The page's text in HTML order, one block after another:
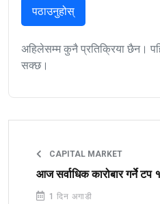
पठाउनुहोस्
अहिलेसम्म कुनै प्रतिक्रिया छैन।
सक्छ।
CAPITAL MARKET
आज सर्वाधिक कारोबार गर्ने
1 दिन अगाडी